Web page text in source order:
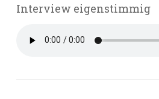
Interview eigenstimmig